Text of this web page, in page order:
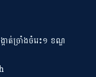
ត់ច្រាំងចំរេះ១ ខណ្ឌ